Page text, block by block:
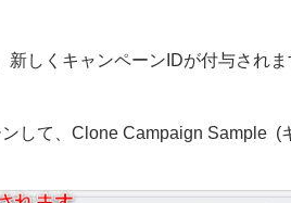
しくキャンペーンIDが付与され
して、Clone Campaign Sample (